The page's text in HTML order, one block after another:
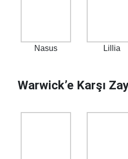
Nasus Lillia
Warwick’e Karşı